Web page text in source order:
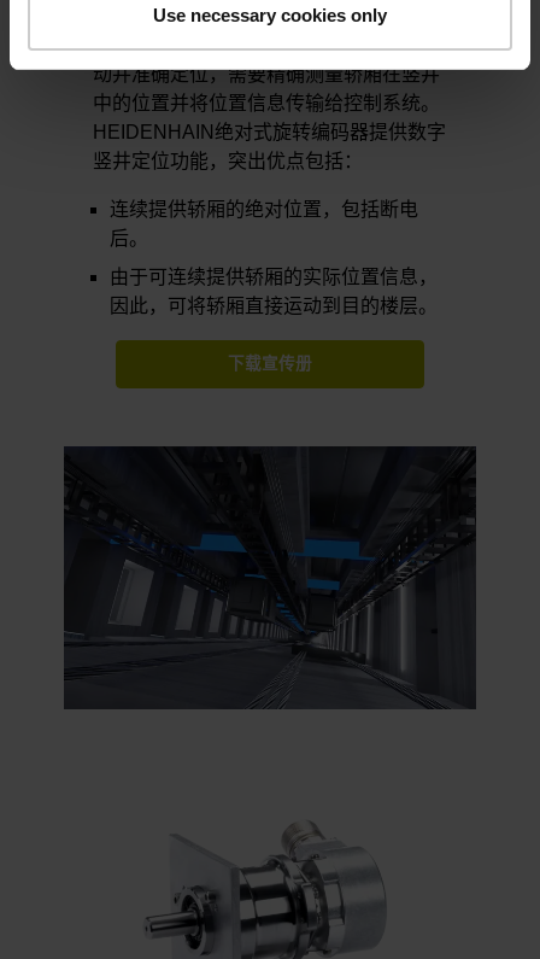
Use necessary cookies only
为使电梯轿厢在正确时间、无加加速地制
动并准确定位，需要精确测量轿厢在竖井
中的位置并将位置信息传输给控制系统。
HEIDENHAIN绝对式旋转编码器提供数字
竖井定位功能，突出优点包括：
连续提供轿厢的绝对位置，包括断电
后。
由于可连续提供轿厢的实际位置信息，
因此，可将轿厢直接运动到目的楼层。
下载宣传册